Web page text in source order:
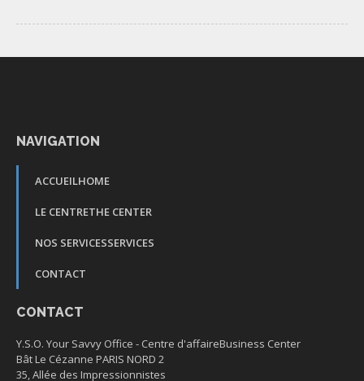
NAVIGATION
ACCUEILHOME
LE CENTRETHE CENTER
NOS SERVICESSERVICES
CONTACT
CONTACT
Y.S.O. Your Savvy Office - Centre d'affaireBusiness Center
Bât Le Cézanne PARIS NORD 2
35, Allée des Impressionnistes